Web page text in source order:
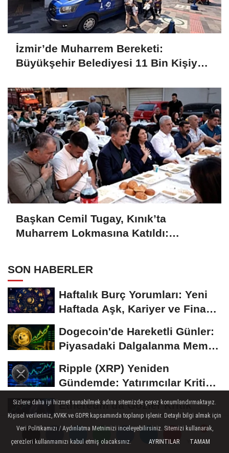
Yorumlar
Yorumlar
İzmir’de Muharrem Bereketi:
Büyükşehir Belediyesi 11 Bin Kişiye
Başkan Cemil Tugay, Kınık’ta
Muharrem Lokmasına Katıldı:
SON HABERLER
Haftalık Burç Yorumları: Yeni
Haftada Aşk, Kariyer ve Finans
Dogecoin'de Hareketli Günler:
Piyasadaki Dalgalanma Meme
Ripple (XRP) Yeniden
Gündemde: Yatırımcılar Kritik
Süreci Yakından...
Ethereum'da Gözler Kritik
Seviyelerde: Yatırımcılar Yeni
Hamleleri...
Bitcoin 60 Bin Dolar
Sizlere daha iyi hizmet sunabilmek adına sitemizde çerez konumlandırmaktayız.
Kişisel verileriniz, KVKK ve GDPR kapsamında toplanıp işlenir. Detaylı bilgi almak için
Veri Politikamızı / Aydınlatma Metnimizi inceleyebilirsiniz. Sitemizi kullanarak,
çerezleri kullanmamızı kabul etmiş olacaksınız.
AYRINTILAR TAMAM